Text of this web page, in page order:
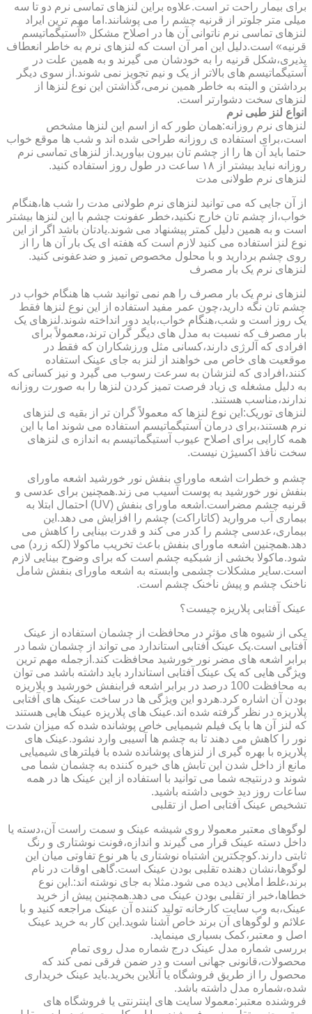
برای بیمار راحت تر است.علاوه براین لنزهای تماسی نرم دو تا سه
میلی متر جلوتر از قرنیه چشم را می پوشانند.اما مهم ترین ایراد
لنزهای تماسی نرم ناتوانی آن ها در اصلاح مشکل «آستیگماتیسم
قرنیه» است.دلیل این امر آن است که لنزهای نرم به خاطر انعطاف
پذیری،شکل قرنیه را به خودشان می گیرند و به همین علت در
آستیگماتیسم های بالاتر از یک و نیم تجویز نمی شوند.از سوی دیگر
برداشتن و البته به خاطر همین نرمی،گذاشتن این نوع لنزها از
لنزهای سخت دشوارتر است.
انواع لنز طبی نرم
لنزهای نرم روزانه:همان طور که از اسم این لنزها مشخص
است،برای استفاده ی روزانه طراحی شده اند و شب ها موقع خواب
حتما باید آن ها را از چشم تان بیرون بیاورید.از لنزهای تماسی نرم
روزانه نباید بیشتر از ۱۸ ساعت در طول روز استفاده کنید.
لنزهای نرم طولانی مدت
از آن جایی که می توانید لنزهای نرم طولانی مدت را شب ها،هنگام
خواب،از چشم تان خارج نکنید،خطر عفونت چشم با این لنزها بیشتر
است و به همین دلیل کمتر پیشنهاد می شوند.یادتان باشد اگر از این
نوع لنز استفاده می کنید لازم است که هفته ای یک بار آن ها را از
روی چشم بردارید و با محلول مخصوص تمیز و ضدعفونی کنید.
لنزهای نرم یک بار مصرف
لنزهای نرم یک بار مصرف را هم نمی توانید شب ها هنگام خواب در
چشم تان نگه دارید،چون عمر مفید استفاده از این نوع لنزها فقط
یک روز است و شب،هنگام خواب،باید دور انداخته شوند.لنزهای یک
بار مصرف که نسبت به مدل های دیگر گران ترند،معمولاً برای
افرادی که آلرژی دارند،کسانی مثل ورزشکاران که فقط در
موقعیت های خاص می خواهند از لنز به جای عینک استفاده
کنند،افرادی که لنزشان به سرعت رسوب می گیرد و نیز کسانی که
به دلیل مشغله ی زیاد فرصت تمیز کردن لنزها را به صورت روزانه
ندارند،مناسب هستند.
لنزهای توریک:این نوع لنزها که معمولاً گران تر از بقیه ی لنزهای
نرم هستند،برای درمان آستیگماتیسم استفاده می شوند اما با این
همه کارایی برای اصلاح عیوب آستیگماتیسم به اندازه ی لنزهای
سخت نافذ اکسیژن نیست.
چشم و خطرات اشعه ماورای بنفش نور خورشید اشعه ماورای
بنفش نور خورشید به پوست آسیب می زند.همچنین برای عدسی و
قرنیه چشم مضراست.اشعه ماورای بنفش (UV) احتمال ابتلا به
بیماری آب مروارید (کاتاراکت) چشم را افزایش می دهد.این
بیماری،عدسی چشم را کدر می کند و قدرت بینایی را کاهش می
دهد.همچنین اشعه ماورای بنفش باعث تخریب ماکولا (لکه زرد) می
شود.ماکولا بخشی از شبکیه چشم است که برای وضوح بینایی لازم
است.سایر مشکلات چشمی وابسته به اشعه ماورای بنفش شامل
ناخنک چشم و پیش ناخنک چشم است.
عینک آفتابی پلاریزه چیست؟
یکی از شیوه های مؤثر در محافظت از چشمان استفاده از عینک
آفتابی است.یک عینک آفتابی استاندارد می تواند از چشمان شما در
برابر اشعه های مضر نور خورشید محافظت کند.ازجمله مهم ترین
ویژگی هایی که یک عینک آفتابی استاندارد باید داشته باشد می توان
به محافظت 100 درصد در برابر اشعه فرابنفش خورشید و پلاریزه
بودن آن اشاره کرد.هردو این ویژگی ها در ساخت عینک های آفتابی
پلاریزه در نظر گرفته شده اند.عینک های پلاریزه عینک هایی هستند
که لنز آن ها با یک فیلم شیمیایی خاص پوشانده شده که میزان شدت
نور را کاهش می دهند تا به چشم ها آسیبی وارد نشود.عینک های
پلاریزه با بهره گیری از لنزهای پوشانده شده با فیلترهای شیمیایی
مانع از داخل شدن این تابش های خیره کننده به چشمان شما می
شوند و درنتیجه شما می توانید با استفاده از این عینک ها در همه
ساعات روز دید خوبی داشته باشید.
تشخیص عینک آفتابی اصل از تقلبی
لوگوهای معتبر معمولا روی شیشه عینک و سمت راست آن،دسته یا
داخل دسته عینک قرار می گیرند و اندازه،فونت نوشتاری و رنگ
ثابتی دارند.کوچکترین اشتباه نوشتاری یا هر نوع تفاوتی میان این
لوگوها،نشان دهنده تقلبی بودن عینک است.گاهی اوقات در نام
برند،غلط املایی دیده می شود.مثلا به جای نوشته اند:.این نوع
خطاها،خبر از تقلبی بودن عینک می دهد.همچنین پیش از خرید
عینک،به وب سایت کارخانه تولید کننده آن عینک مراجعه کنید و با
علائم و لوگوهای آن برند خاص آشنا شوید.این کار به خرید عینک
اصل و معتبر،کمک بسیاری مینماید.
بررسی شماره مدل عینک درج شماره مدل روی تمام
محصولات،قانونی جهانی است و در ضمن فرقی نمی کند که
محصول را از طریق فروشگاه یا آنلاین بخرید.باید عینک خریداری
شده،شماره مدل داشته باشد.
فروشنده معتبر:معمولا سایت های اینترنتی یا فروشگاه های